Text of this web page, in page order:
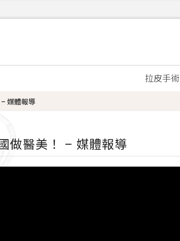
拉皮手術
媒體報導
做醫美！ – 媒體報導